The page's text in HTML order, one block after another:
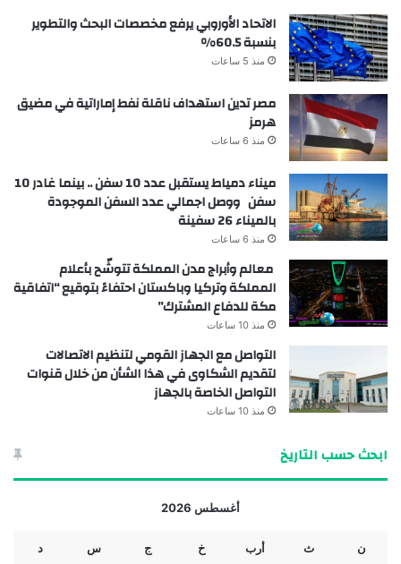
الاتحاد الأوروبي يرفع مخصصات البحث والتطوير
بنسبة 60.5%
منذ 5 ساعات
مصر تدين استهداف ناقلة نفط إماراتية في مضيق
هرمز
منذ 6 ساعات
ميناء دمياط يستقبل عدد 10 سفن .. بينما غادر 10
سفن ووصل اجمالي عدد السفن الموجودة
بالميناء 26 سفينة
منذ 6 ساعات
معالم وأبراج مدن المملكة تتوشّح بأعلام
المملكة وتركيا وباكستان احتفاءً بتوقيع “اتفاقية
مكة للدفاع المشترك”
منذ 10 ساعات
التواصل مع الجهاز القومي لتنظيم الاتصالات
لتقديم الشكاوى في هذا الشأن من خلال قنوات
التواصل الخاصة بالجهاز
منذ 10 ساعات
ابحث حسب التاريخ
أغسطس 2026
ن ث أرب خ ج س د